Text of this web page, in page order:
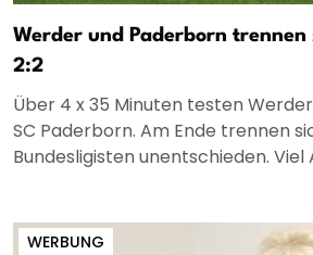
Werder und Paderborn trennen
2:2
Über 4 x 35 Minuten testen
SC Paderborn. Am Ende trennen
Bundesligisten unentschieden. Viel
WERBUNG